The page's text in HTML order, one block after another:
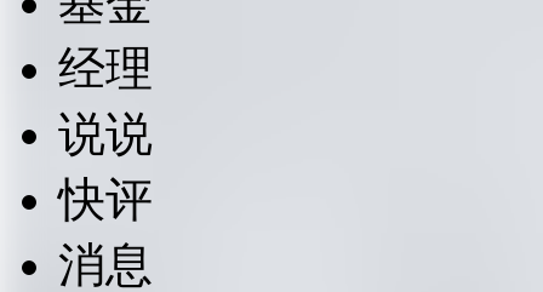
经理
说说
快评
消息